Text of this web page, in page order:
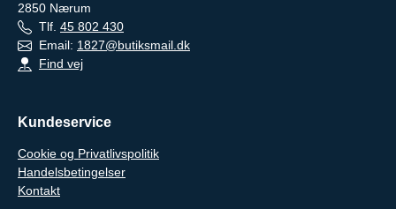
2850 Nærum
Tlf. 45 802 430
Email: 1827@butiksmail.dk
Find vej
Kundeservice
Cookie og Privatlivspolitik
Handelsbetingelser
Kontakt